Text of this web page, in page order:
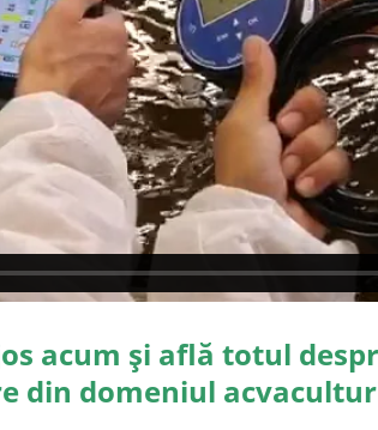
acum și află totul
din domeniul